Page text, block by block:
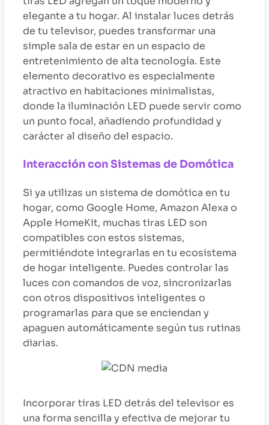
elegante a tu hogar. Al instalar luces detrás
de tu televisor, puedes transformar una
simple sala de estar en un espacio de
entretenimiento de alta tecnología. Este
elemento decorativo es especialmente
atractivo en habitaciones minimalistas,
donde la iluminación LED puede servir como
un punto focal, añadiendo profundidad y
carácter al diseño del espacio.
Interacción con Sistemas de Domótica
Si ya utilizas un sistema de domótica en tu
hogar, como Google Home, Amazon Alexa o
Apple HomeKit, muchas tiras LED son
compatibles con estos sistemas,
permitiéndote integrarlas en tu ecosistema
de hogar inteligente. Puedes controlar las
luces con comandos de voz, sincronizarlas
con otros dispositivos inteligentes o
programarlas para que se enciendan y
apaguen automáticamente según tus rutinas
diarias.
Incorporar tiras LED detrás del televisor es
una forma sencilla y efectiva de mejorar tu